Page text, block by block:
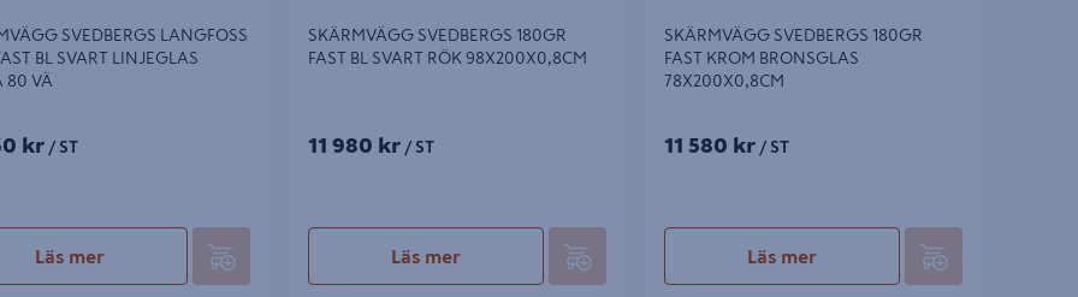
SVEDBERGS LANGFOSS
BL SVART LINJEGLAS
80 VÄ
kr / ST
Läs mer
SKÄRMVÄGG SVEDBERGS 180GR
FAST BL SVART RÖK 98X200X0,8CM
11 980 kr / ST
Läs mer
SKÄRMVÄGG SVEDBERGS 180GR
FAST KROM BRONSGLAS
78X200X0,8CM
11 580 kr / ST
Läs mer